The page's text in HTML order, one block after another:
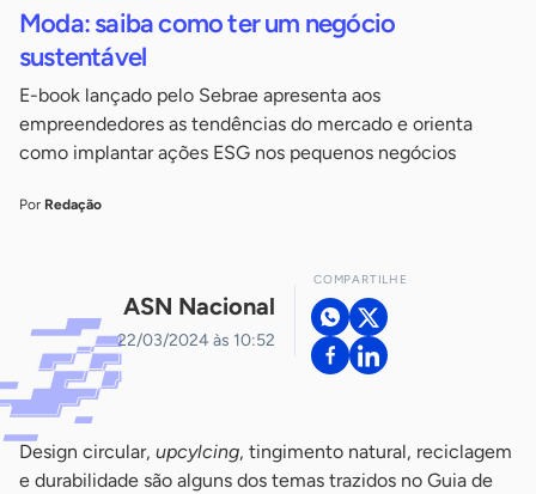
Moda: saiba como ter um negócio
sustentável
E-book lançado pelo Sebrae apresenta aos
empreendedores as tendências do mercado e orienta
como implantar ações ESG nos pequenos negócios
Por Redação
ASN Nacional
22/03/2024 às 10:52
COMPARTILHE
Design circular, upcylcing, tingimento natural, reciclagem
e durabilidade são alguns dos temas trazidos no Guia de